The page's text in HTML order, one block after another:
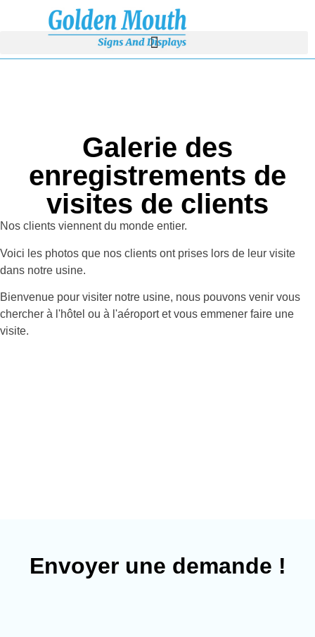
Galerie des
enregistrements de
visites de clients
Nos clients viennent du monde entier.
Voici les photos que nos clients ont prises lors de leur visite
dans notre usine.
Bienvenue pour visiter notre usine, nous pouvons venir vous
chercher à l'hôtel ou à l'aéroport et vous emmener faire une
visite.
Envoyer une demande !